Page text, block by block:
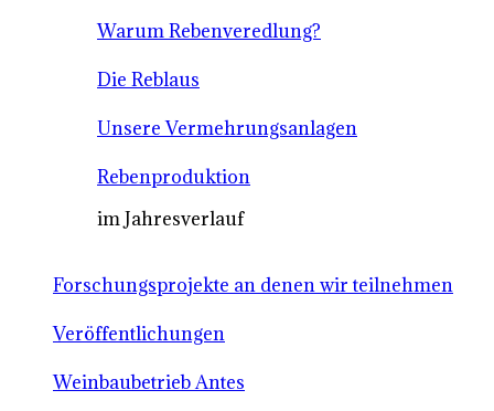
Warum Rebenveredlung?
Die Reblaus
Unsere Vermehrungsanlagen
Rebenproduktion
im Jahresverlauf
Forschungsprojekte an denen wir teilnehmen
Veröffentlichungen
Weinbaubetrieb Antes